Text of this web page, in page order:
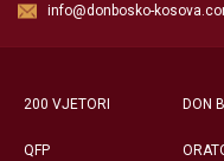
info@donbosko-
200 VJETORI DON
QFP